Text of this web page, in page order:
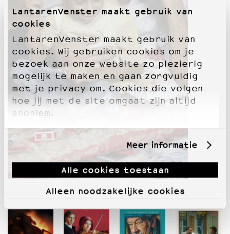
LantarenVenster maakt gebruik van
cookies
LantarenVenster maakt gebruik van
cookies. Wij gebruiken cookies om je
bezoek aan onze website zo plezierig
mogelijk te maken en gaan zorgvuldig
met je privacy om. Cookies die volgen
hoe jij met de site omgaat zijn altijd
anoniem.
Meer informatie
Alle cookies toestaan
Alleen noodzakelijke cookies
Ruimte voor artistieke vrijheid – VNPF